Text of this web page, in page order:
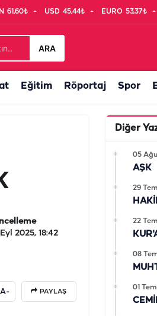
61,60₺ USD 45,44₺ EURO 53,37₺
ARA
Eğitim Röportaj Spor
2025, 18:42
A- PAYLAŞ
Diğer
AŞK
05 Ağu
29
22
08
01